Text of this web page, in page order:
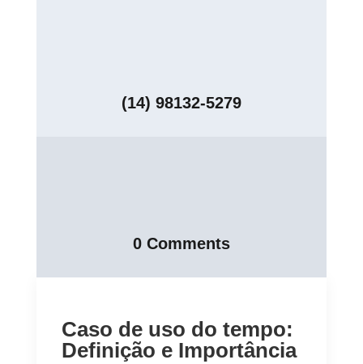
(14) 98132-5279
0 Comments
Caso de uso do tempo:
Definição e Importância